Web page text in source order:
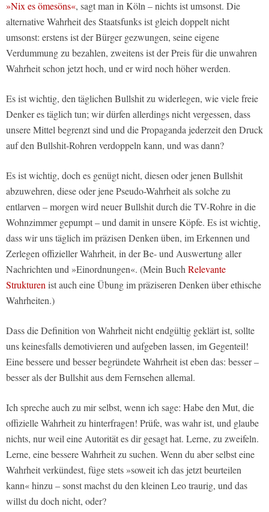
»Nix es ömesöns«, sagt man in Köln – nichts ist umsonst. Die
alternative Wahrheit des Staatsfunks ist gleich doppelt nicht
umsonst: erstens ist der Bürger gezwungen, seine eigene
Verdummung zu bezahlen, zweitens ist der Preis für die unwahren
Wahrheit schon jetzt hoch, und er wird noch höher werden.
Es ist wichtig, den täglichen Bullshit zu widerlegen, wie viele freie
Denker es täglich tun; wir dürfen allerdings nicht vergessen, dass
unsere Mittel begrenzt sind und die Propaganda jederzeit den Druck
auf den Bullshit-Rohren verdoppeln kann, und was dann?
Es ist wichtig, doch es genügt nicht, diesen oder jenen Bullshit
abzuwehren, diese oder jene Pseudo-Wahrheit als solche zu
entlarven – morgen wird neuer Bullshit durch die TV-Rohre in die
Wohnzimmer gepumpt – und damit in unsere Köpfe. Es ist wichtig,
dass wir uns täglich im präzisen Denken üben, im Erkennen und
Zerlegen offizieller Wahrheit, in der Be- und Auswertung aller
Nachrichten und »Einordnungen«. (Mein BuchRelevante
Strukturenist auch eine Übung im präziseren Denken über ethische
Wahrheiten.)
Dass die Definition von Wahrheit nicht endgültig geklärt ist, sollte
uns keinesfalls demotivieren und aufgeben lassen, im Gegenteil!
Eine bessere und besser begründete Wahrheit ist eben das: besser –
besser als der Bullshit aus dem Fernsehen allemal.
Ich spreche auch zu mir selbst, wenn ich sage: Habe den Mut, die
offizielle Wahrheit zu hinterfragen! Prüfe, was wahr ist, und glaube
nichts, nur weil eine Autorität es dir gesagt hat. Lerne, zu zweifeln.
Lerne, eine bessere Wahrheit zu suchen. Wenn du aber selbst eine
Wahrheit verkündest, füge stets »soweit ich das jetzt beurteilen
kann« hinzu – sonst machst du den kleinen Leo traurig, und das
willst du doch nicht, oder?